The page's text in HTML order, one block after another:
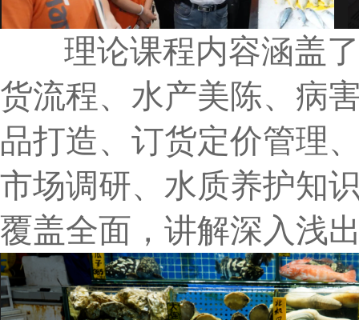
理论课程内容涵盖了
货流程、水产美陈、病
品打造、订货定价管理
市场调研、水质养护知
覆盖全面，讲解深入浅